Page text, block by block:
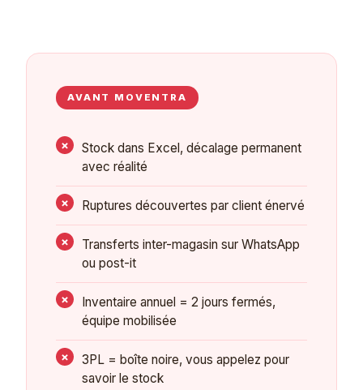
AVANT MOVENTRA
Stock dans Excel, décalage permanent
avec réalité
Ruptures découvertes par client énervé
Transferts inter-magasin sur WhatsApp
ou post-it
Inventaire annuel = 2 jours fermés,
équipe mobilisée
3PL = boîte noire, vous appelez pour
savoir le stock